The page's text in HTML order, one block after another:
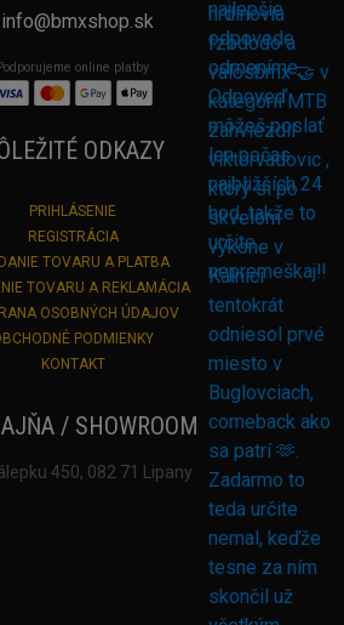
info@bmxshop.sk
online platby
ODKAZY
PRIHLÁSENIE
REGISTRÁCIA
TOVARU A PLATBA
TOVARU A REKLAMÁCIA
OSOBNÝCH ÚDAJOV
PODMIENKY
KONTAKT
/ SHOWROOM
450, 082 71 Lipany